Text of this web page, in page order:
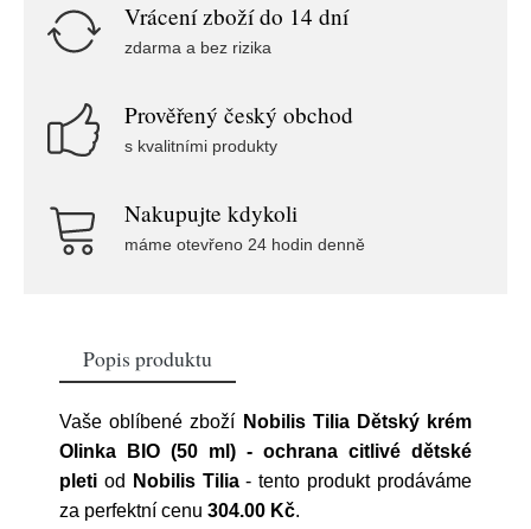
Vrácení zboží do 14 dní
zdarma a bez rizika
Prověřený český obchod
s kvalitními produkty
Nakupujte kdykoli
máme otevřeno 24 hodin denně
Popis produktu
Vaše oblíbené zboží Nobilis Tilia Dětský krém
Olinka BIO (50 ml) - ochrana citlivé dětské
pleti od Nobilis Tilia- tento produkt prodáváme
za perfektní cenu 304.00 Kč.